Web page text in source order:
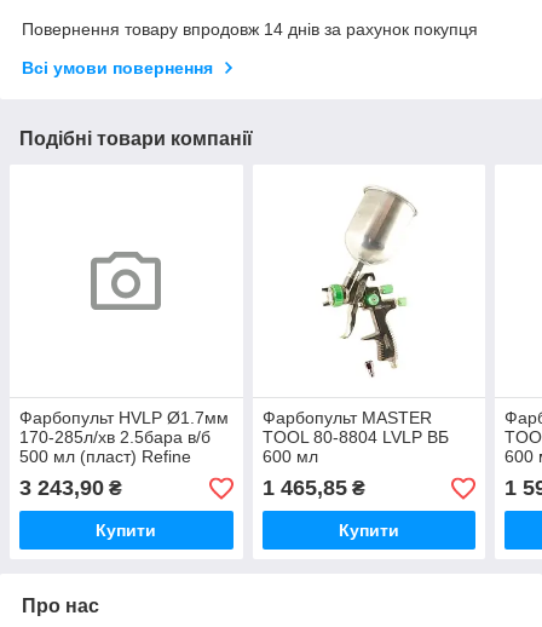
Повернення товару впродовж 14 днів за рахунок покупця
Всі умови повернення
Подібні товари компанії
Фарбопульт HVLP Ø1.7мм
170-285л/хв 2.5бара в/б
500 мл (пласт) Refine
3 243,90 ₴
Купити
Фарбопульт MASTER
TOOL 80-8804 LVLP ВБ
600 мл
1 465,85₴
Купити
600
1
Про нас